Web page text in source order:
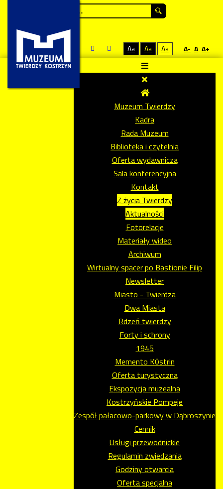
Aa Aa Aa A- A A+
Muzeum Twierdzy
Kadra
Rada Muzeum
Biblioteka i czytelnia
Oferta wydawnicza
Sala konferencyjna
Kontakt
Z życia Twierdzy
Aktualności
Fotorelacje
Materiały wideo
Archiwum
Wirtualny spacer po Bastionie Filip
Newsletter
Miasto - Twierdza
Dwa Miasta
Rdzeń twierdzy
Forty i schrony
1945
Memento Kϋstrin
Oferta turystyczna
Ekspozycja muzealna
Kostrzyńskie Pompeje
Zespół pałacowo-parkowy w Dąbroszynie
Cennik
Usługi przewodnickie
Regulamin zwiedzania
Godziny otwarcia
Oferta specjalna